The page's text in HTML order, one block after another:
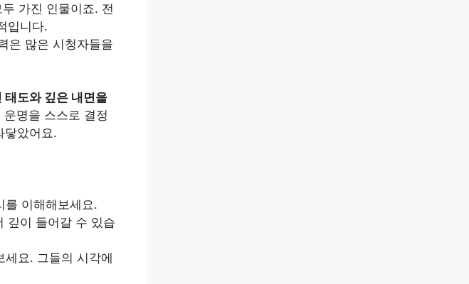
가진 인물이죠. 전
입니다.
은 많은 시청자들을
태도와 깊은 내면을
명을 스스로 결정
닿았어요.
를 이해해보세요.
깊이 들어갈 수 있습
요. 그들의 시각에